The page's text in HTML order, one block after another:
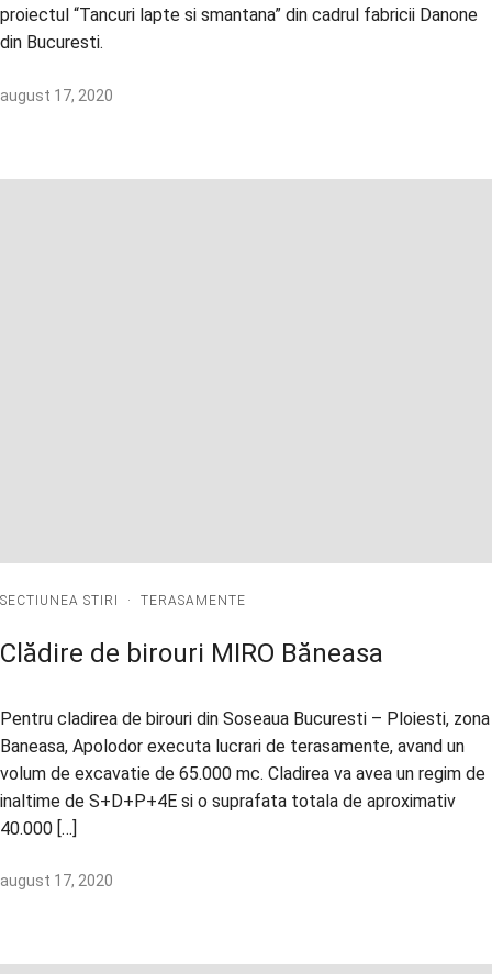
proiectul “Tancuri lapte si smantana” din cadrul fabricii Danone
din Bucuresti.
august 17, 2020
SECTIUNEA STIRI · TERASAMENTE
Clădire de birouri MIRO Băneasa
Pentru cladirea de birouri din Soseaua Bucuresti – Ploiesti, zona
Baneasa, Apolodor executa lucrari de terasamente, avand un
volum de excavatie de 65.000 mc. Cladirea va avea un regim de
inaltime de S+D+P+4E si o suprafata totala de aproximativ
40.000 […]
august 17, 2020